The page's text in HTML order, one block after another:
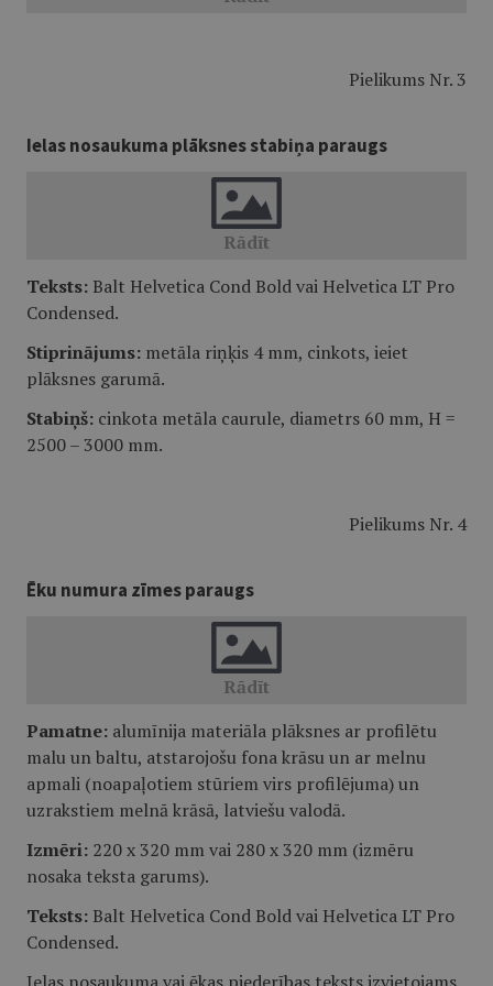
Pielikums Nr. 3
Ielas nosaukuma plāksnes stabiņa paraugs
Teksts: Balt Helvetica Cond Bold vai Helvetica LT Pro
Condensed.
Stiprinājums: metāla riņķis 4 mm, cinkots, ieiet
plāksnes garumā.
Stabiņš: cinkota metāla caurule, diametrs 60 mm, H =
2500 – 3000 mm.
Pielikums Nr. 4
Ēku numura zīmes paraugs
Pamatne: alumīnija materiāla plāksnes ar profilētu
malu un baltu, atstarojošu fona krāsu un ar melnu
apmali (noapaļotiem stūriem virs profilējuma) un
uzrakstiem melnā krāsā, latviešu valodā.
Izmēri: 220 x 320 mm vai 280 x 320 mm (izmēru
nosaka teksta garums).
Teksts: Balt Helvetica Cond Bold vai Helvetica LT Pro
Condensed.